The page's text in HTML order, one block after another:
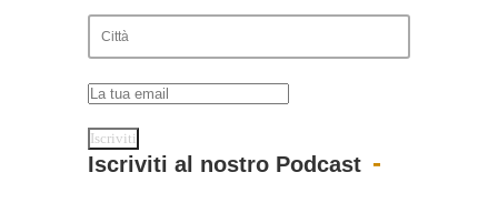
Iscriviti al nostro Podcast